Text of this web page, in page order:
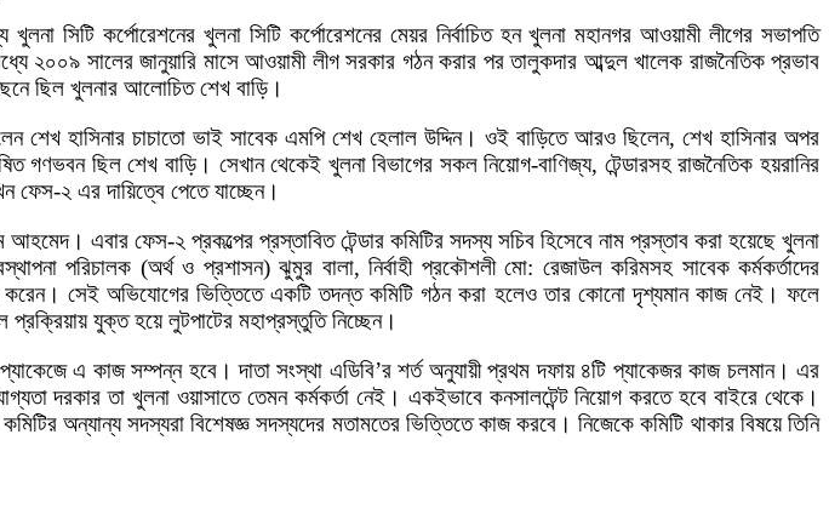
কর্পোরেশনের খুলনা সিটি কর্পোরেশনের মেয়র নির্বাচিত হন খুলনা মহানগর আওয়ামী লীগের সভাপতি
২০০৯ সালের জানুয়ারি মাসে আওয়ামী লীগ সরকার গঠন করার পর তালুকদার আব্দুল খালেক রাজনৈতিক প্রভাব
ছিল খুলনার আলোচিত শেখ বাড়ি।
শেখ হাসিনার চাচাতো ভাই সাবেক এমপি শেখ হেলাল উদ্দিন। ওই বাড়িতে আরও ছিলেন, শেখ হাসিনার অপর
ছিল শেখ বাড়ি। সেখান থেকেই খুলনা বিভাগের সকল নিয়োগ-বাণিজ্য, টেন্ডারসহ রাজনৈতিক হয়রানির
ফেস-২ এর দায়িত্বে পেতে যাচ্ছেন।
এবার ফেস-২ প্রকল্পের প্রস্তাবিত টেন্ডার কমিটির সদস্য সচিব হিসেবে নাম প্রস্তাব করা হয়েছে খুলনা
পরিচালক (অর্থ ও প্রশাসন) ঝুমুর বালা, নির্বাহী প্রকৌশলী মো: রেজাউল করিমসহ সাবেক কর্মকর্তাদের
করেন। সেই অভিযোগের ভিত্তিতে একটি তদন্ত কমিটি গঠন করা হলেও তার কোনো দৃশ্যমান কাজ নেই। ফলে
প্রক্রিয়ায় যুক্ত হয়ে লুটপাটের মহাপ্রস্তুতি নিচ্ছেন।
এ কাজ সম্পন্ন হবে। দাতা সংস্থা এডিবি’র শর্ত অনুযায়ী প্রথম দফায় ৪টি প্যাকেজর কাজ চলমান। এর
দরকার তা খুলনা ওয়াসাতে তেমন কর্মকর্তা নেই। একইভাবে কনসালটেন্ট নিয়োগ করতে হবে বাইরে থেকে।
অন্যান্য সদস্যরা বিশেষজ্ঞ সদস্যদের মতামতের ভিত্তিতে কাজ করবে। নিজেকে কমিটি থাকার বিষয়ে তিনি